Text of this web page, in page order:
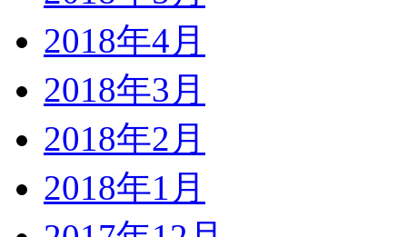
2018年4月
2018年3月
2018年2月
2018年1月